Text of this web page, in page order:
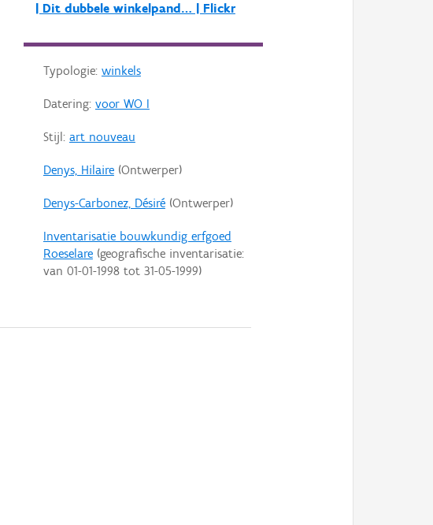
| Dit dubbele winkelpand… | Flickr
Typologie: winkels
Datering: voor WO I
Stijl: art nouveau
Denys, Hilaire(Ontwerper)
Denys-Carbonez, Désiré(Ontwerper)
Inventarisatie bouwkundig erfgoed
Roeselare(geografische inventarisatie:
van 01-01-1998tot 31-05-1999)